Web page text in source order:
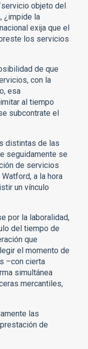
objeto del
¿impide la
exija que el
los servicios
de que
con la
esa
al tiempo
subcontrate el
distintas de las
seguidamente se
de servicios
a la hora
un vínculo
por la laboralidad,
del tiempo de
que
el momento de
–con cierta
simultánea
mercantiles,
las
de